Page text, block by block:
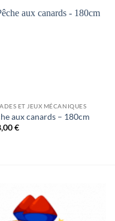
ET JEUX MÉCANIQUES
aux canards – 180cm
€